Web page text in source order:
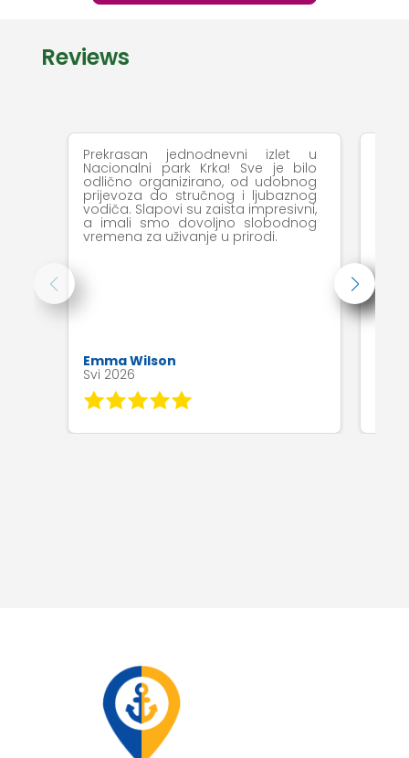
Reviews
Prekrasan jednodnevni izlet u
Nacionalni park Krka! Sve je bilo
odlično organizirano, od udobnog
prijevoza do stručnog i ljubaznog
vodiča. Slapovi su zaista impresivni,
a imali smo dovoljno slobodnog
vremena za uživanje u prirodi.
Emma Wilson
Svi 2026